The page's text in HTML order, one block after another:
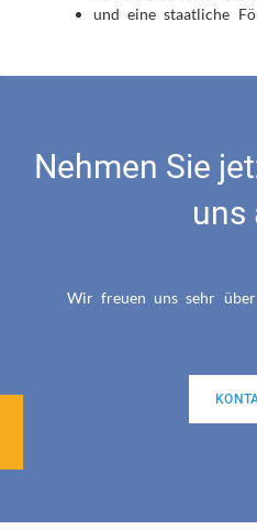
und eine staatliche
Nehmen Sie
uns
Wir freuen uns sehr